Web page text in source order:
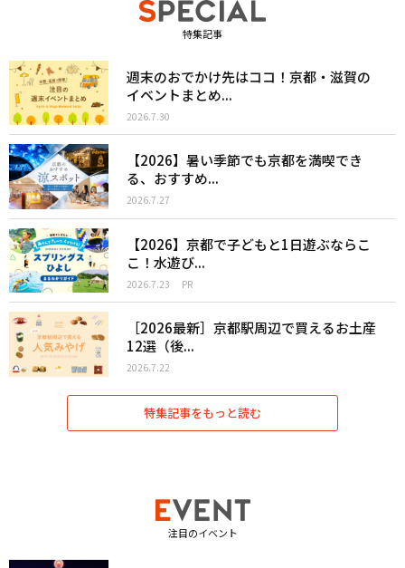
特集記事
週末のおでかけ先はココ！京都・滋賀の
イベントまとめ...
2026.7.30
【2026】暑い季節でも京都を満喫でき
る、おすすめ...
2026.7.27
【2026】京都で子どもと1日遊ぶならこ
こ！水遊び...
2026.7.23 PR
［2026最新］京都駅周辺で買えるお土産
12選（後...
2026.7.22
特集記事をもっと読む
注目のイベント